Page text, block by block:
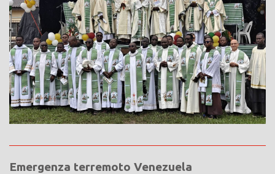
Emergenza terremoto Venezuela